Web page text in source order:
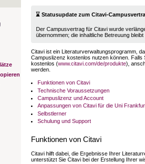
⌛ Statusupdate zum Citavi-
Der Campusvertrag für Citavi wurde
übernommen; die inhaltliche Betreuung
Citavi ist ein Literaturverwaltungsprogramm,
Campuslizenz kostenlos nutzen können.
kostenlos (www.citavi.com/de/produkte),
werden.
Funktionen von Citavi
Technische Voraussetzungen
Campuslizenz und Account
Anpassungen von Citavi für die Uni
Selbstlerner
Schulung und Support
Funktionen von Citavi
Citavi hilft dabei, die Ergebnisse Ihrer
unterstützt Sie Citavi bei der Erstellung Ihrer